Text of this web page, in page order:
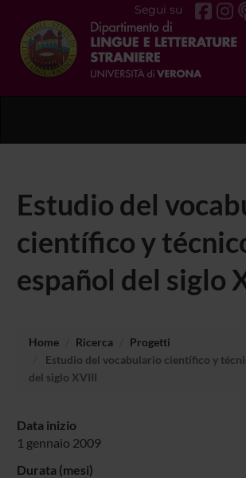
Segui su
Estudio del
científico y
español del siglo
Home Ricerca
Progetti
Estudio del vocabulario científico y
del siglo XVIII
Data inizio
1 gennaio 2009
Durata (mesi)